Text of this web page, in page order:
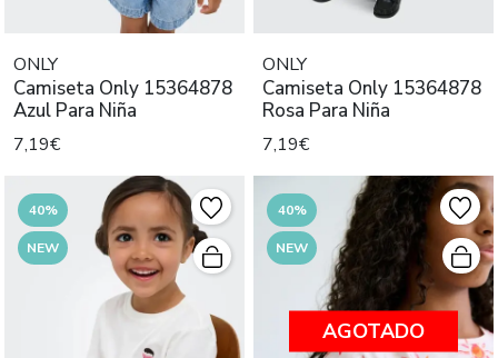
ONLY
Camiseta Only 15364878
Azul Para Niña
7,19€
ONLY
Camiseta Only 15364878
Rosa Para Niña
7,19€
40%
NEW
40%
NEW
AGOTADO